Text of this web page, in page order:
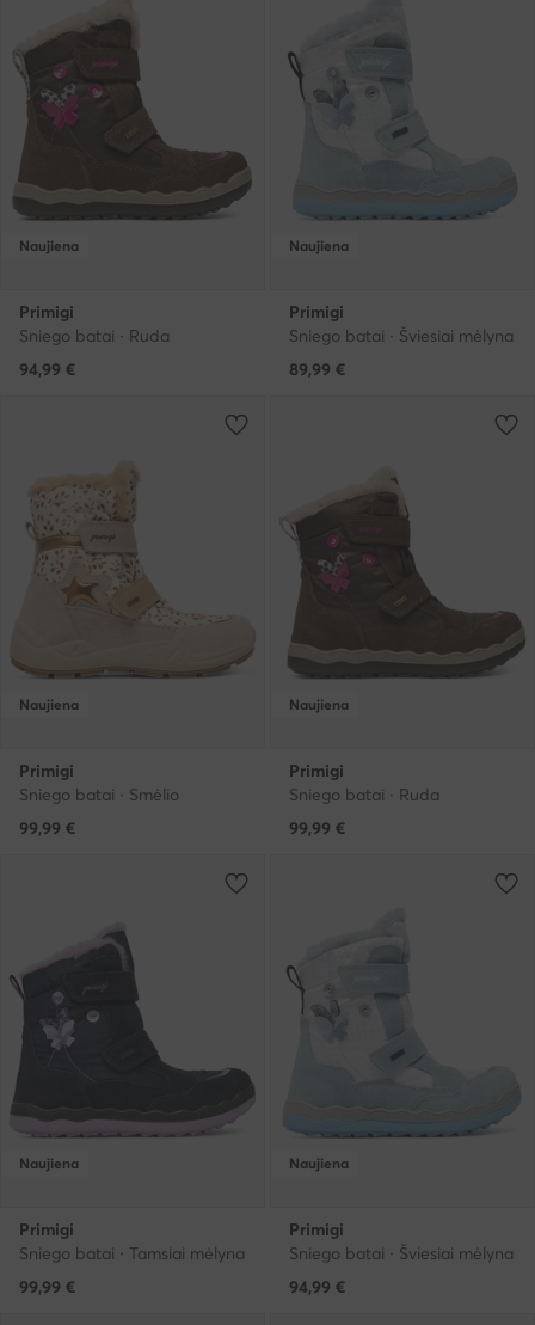
Naujiena
Primigi
Sniego batai · Ruda
94,99 €
Naujiena
Primigi
Sniego batai · Šviesiai mėlyna
89,99 €
Naujiena
Primigi
Sniego batai · Smėlio
99,99 €
Naujiena
Primigi
Sniego batai · Ruda
99,99 €
Naujiena
Primigi
Sniego batai · Tamsiai mėlyna
99,99 €
Naujiena
Primigi
Sniego batai · Šviesiai mėlyna
94,99 €